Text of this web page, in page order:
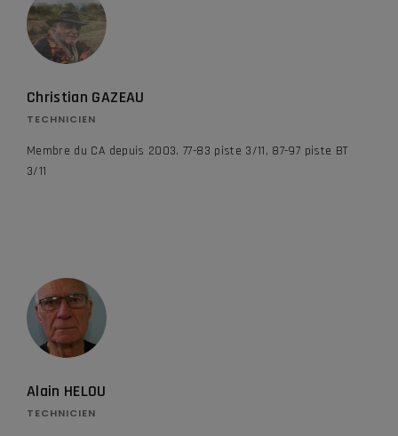
Christian GAZEAU
TECHNICIEN
Membre du CA depuis 2003. 77-83 piste 3/11, 87-97 piste BT
3/11
Alain HELOU
TECHNICIEN